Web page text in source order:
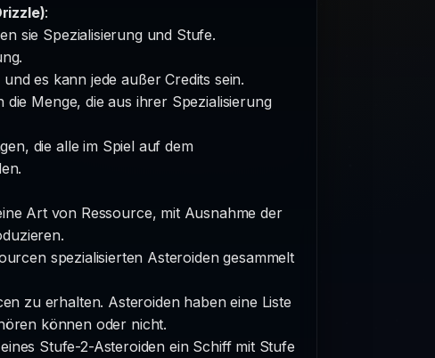
:
sie Spezialisierung und Stufe.
es kann jede außer Credits sein.
Menge, die aus ihrer Spezialisierung
die alle im Spiel auf dem
Art von Ressource, mit Ausnahme der
spezialisierten Asteroiden gesammelt
zu erhalten. Asteroiden haben eine Liste
können oder nicht.
Stufe-2-Asteroiden ein Schiff mit Stufe